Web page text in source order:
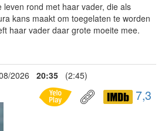
leven rond met haar vader, die als
kans maakt om toegelaten te worden
haar vader daar grote moeite mee.
2026 20:35 (2:45)
7,3